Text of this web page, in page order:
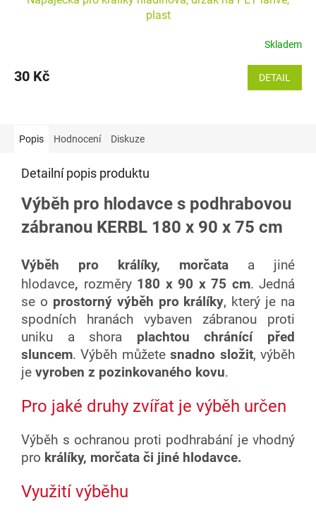
plast
Skladem
30 Kč DETAIL
Popis Hodnocení Diskuze
Detailní popis produktu
Výběh pro hlodavce s podhrabovou
zábranou KERBL 180 x 90 x 75 cm
Výběh pro králíky, morčata a jiné
hlodavce, rozměry180 x 90 x 75 cm. Jedná
se o prostorný výběh pro králíky, který je na
spodních hranách vybaven zábranou proti
uniku a shora plachtou chránící před
sluncem. Výběh můžetesnadno složit, výběh
je vyroben z pozinkovaného kovu.
Pro jaké druhy zvířat je výběh určen
Výběh s ochranou proti podhrabání je vhodný
pro králíky, morčata či jiné hlodavce.
Využití výběhu